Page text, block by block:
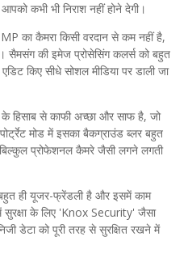
कभी भी निराश नहीं होने देगी।
का कैमरा किसी वरदान से कम नहीं है,
सैमसंग की इमेज प्रोसेसिंग कलर्स को बहुत
किए सीधे सोशल मीडिया पर डाली जा
हिसाब से काफी अच्छा और साफ है, जो
मोड में इसका बैकग्राउंड ब्लर बहुत
प्रोफेशनल कैमरे जैसी लगने लगती
ही यूजर-फ्रेंडली है और इसमें काम
के लिए 'Knox Security' जैसा
डेटा को पूरी तरह से सुरक्षित रखने में